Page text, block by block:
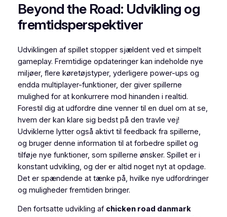
Beyond the Road: Udvikling og
fremtidsperspektiver
Udviklingen af spillet stopper sjældent ved et simpelt
gameplay. Fremtidige opdateringer kan indeholde nye
miljøer, flere køretøjstyper, yderligere power-ups og
endda multiplayer-funktioner, der giver spillerne
mulighed for at konkurrere mod hinanden i realtid.
Forestil dig at udfordre dine venner til en duel om at se,
hvem der kan klare sig bedst på den travle vej!
Udviklerne lytter også aktivt til feedback fra spillerne,
og bruger denne information til at forbedre spillet og
tilføje nye funktioner, som spillerne ønsker. Spillet er i
konstant udvikling, og der er altid noget nyt at opdage.
Det er spændende at tænke på, hvilke nye udfordringer
og muligheder fremtiden bringer.
Den fortsatte udvikling af chicken road danmark